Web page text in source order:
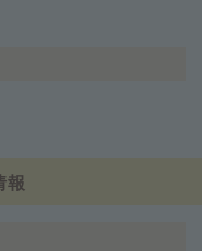
報